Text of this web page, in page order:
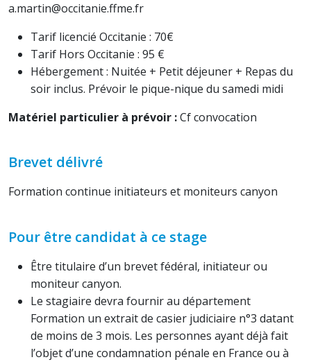
a.martin@occitanie.ffme.fr
Tarif licencié Occitanie : 70€
Tarif Hors Occitanie : 95 €
Hébergement : Nuitée + Petit déjeuner + Repas du
soir inclus. Prévoir le pique-nique du samedi midi
Matériel particulier à prévoir :Cf convocation
Brevet délivré
Formation continue initiateurs et moniteurs canyon
Pour être candidat à ce stage
Être titulaire d’un brevet fédéral, initiateur ou
moniteur canyon.
Le stagiaire devra fournir au département
Formation un extrait de casier judiciaire n°3 datant
de moins de 3 mois. Les personnes ayant déjà fait
l’objet d’une condamnation pénale en France ou à